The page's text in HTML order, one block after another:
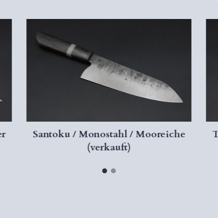
Die zurückgesendeten
Zustand
Bei Gebrauchsspuren,
Verschmutzungen
Rücknahme
Santoku / Monostahl / Mooreiche
(verkauft)